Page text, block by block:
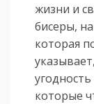
жизни и
бисеры,
которая
которые